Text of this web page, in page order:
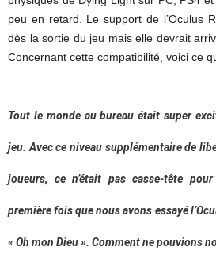
peu en retard. Le support de l’Oculus
dès la sortie du jeu mais elle devrait
Concernant cette compatibilité, voici ce
Tout le monde au bureau était super
jeu. Avec ce niveau supplémentaire de
joueurs, ce n’était pas casse-tête
première fois que nous avons essayé
« Oh mon Dieu ». Comment ne pouvions